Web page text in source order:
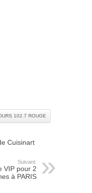
102.7 ROUGE
Cuisinart
Suivant:
VIP pour 2
à PARIS